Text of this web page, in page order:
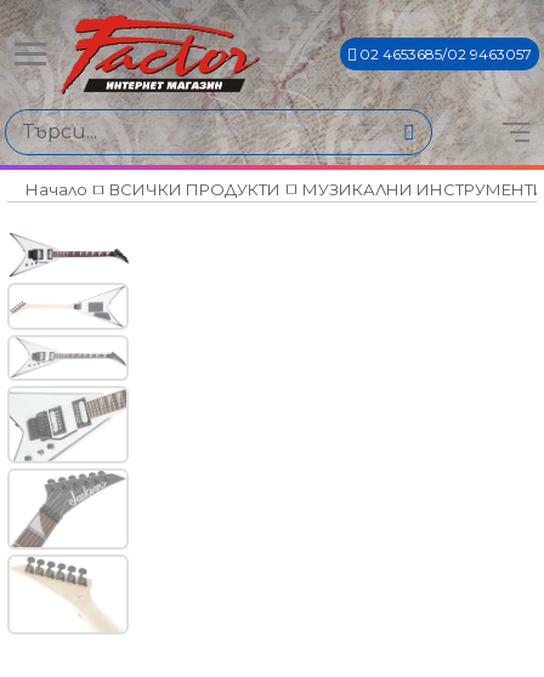
02 4653685/02 9463057
Начало ВСИЧКИ ПРОДУКТИ МУЗИКАЛНИ